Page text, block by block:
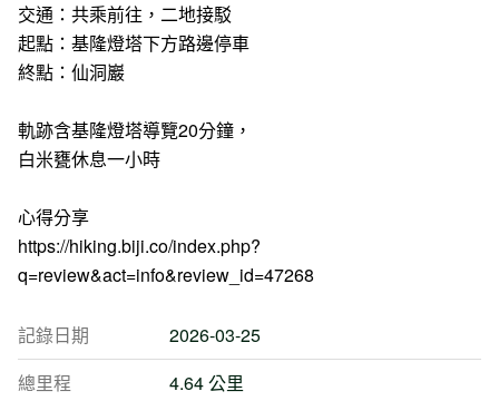
交通：共乘前往，二地接駁
起點：基隆燈塔下方路邊停車
終點：仙洞巖
軌跡含基隆燈塔導覽20分鐘，
白米甕休息一小時
心得分享
https://hiking.biji.co/index.php?
q=review&act=info&review_id=47268
記錄日期
2026-03-25
總里程
4.64 公里